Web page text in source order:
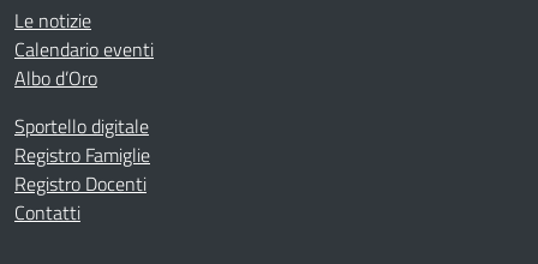
Le notizie
Calendario eventi
Albo d’Oro
Sportello digitale
Registro Famiglie
Registro Docenti
Contatti